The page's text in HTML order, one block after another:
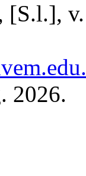
[S.l.],
2026.